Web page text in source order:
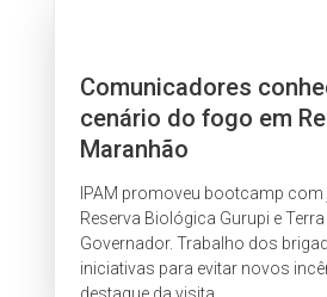
Comunicadores
cenário do fogo em
Maranhão
IPAM promoveu bootcamp
Reserva Biológica Gurupi e
Governador. Trabalho dos
iniciativas para evitar novos